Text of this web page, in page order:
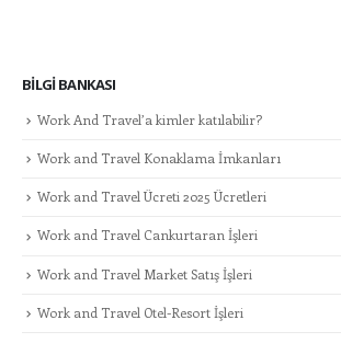
BILGI BANKASI
Work And Travel’a kimler katılabilir?
Work and Travel Konaklama İmkanları
Work and Travel Ücreti 2025 Ücretleri
Work and Travel Cankurtaran İşleri
Work and Travel Market Satış İşleri
Work and Travel Otel-Resort İşleri